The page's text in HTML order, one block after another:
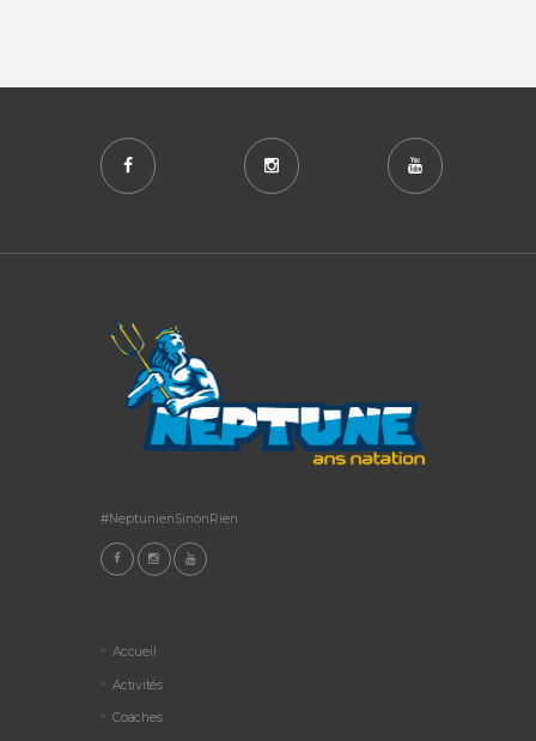
#NeptunienSinonRien
Accueil
Activités
Coaches